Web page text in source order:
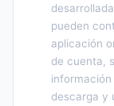
pueden
aplicación
de cuenta,
descarga y